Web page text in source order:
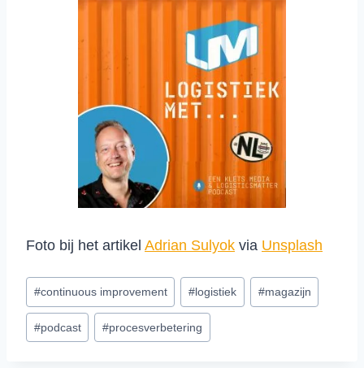
Foto bij het artikel Adrian Sulyok via Unsplash
Bericht
tags:
#continuous improvement #logistiek #magazijn
#podcast #procesverbetering